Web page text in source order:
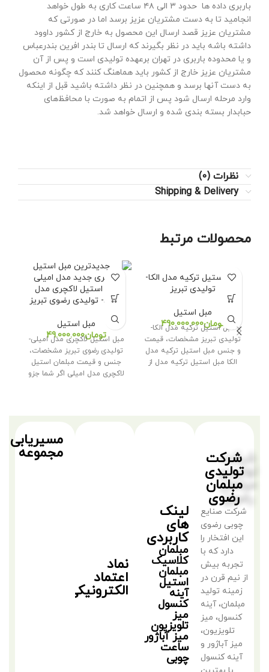
باربری داده ها حدود ۳ الی ۴۸ ساعت کاری به طول خواهد
انجامید تا به دست مشتریان عزیز برسد اما در صورتی که
مشتریان عزیز قصد ارسال این محصول به خارج از کشور داوود
داشته باشه باید در نظر بگیرند که ارسال تا بندر افرین بندرعباس
و یا محدوده باربری در تهران برعهده تولیدی است و پس از آن
مشتریان عزیز خارج از کشور باید هماهنگ کنند که چگونه محصول
به دست آنها برسد و همچنین در نظر داشته باشید قبل از اینکه
وارد مرحله ارسال شود پس از اتمام به صورت با محافظ‌های
حبابدار بسته بندی شده و ارسال خواهد شد.
نظرات (0)
Shipping & Delivery
محصولات مرتبط
مبل استیل ترکیه مدل الکا-
تولیدی تبریز
مبل استیل
تومان
مبل استیل ترکیه مدل الکا-
تولیدی تبریز مشخصات، قیمت
و جنس مبل استیل ترکیه مدل
الکا مبل استیل ترکیه مدل از
مبل استیل لاکچری مدل
امیلی- تولیدی رضوی تبریز
مبل استیل
تومان
مبل استیل لاکچری مدل امیلی-
تولیدی رضوی تبریز مشخصات،
جنس و قیمت مبلمان استیل
لاکچری مدل امیلی اگر شما جزو
شرکت
تولیدی
مبلمان
رضوی
شرکت صنایع
چوبی رضوی
این افتخار را
دارد که با
تجربه بیش
از نیم قرن در
زمینه تولید
مبلمان، آینه
کنسول، میز
تلویزیون،
میز آباژور و
آینه کنسول
لینک
های
کاربردی
مبلمان
کلاسیک
مبلمان
استیل
آینه
کنسول
میز
تلویزیون
میز آباژور
ساعت
چوبی
نماد
اعتماد
الکترونیکی
مسیریابی
مجموعه